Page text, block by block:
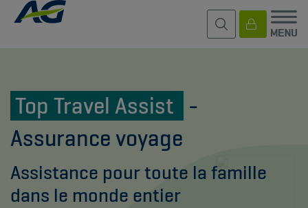
Top Travel Assist -
Assurance voyage
Assistance pour toute la famille
dans le monde entier